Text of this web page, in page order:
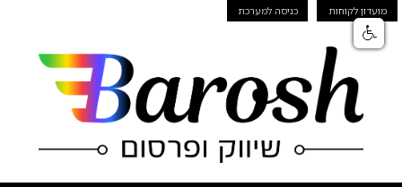
מועדון לקוחות כניסה למערכת